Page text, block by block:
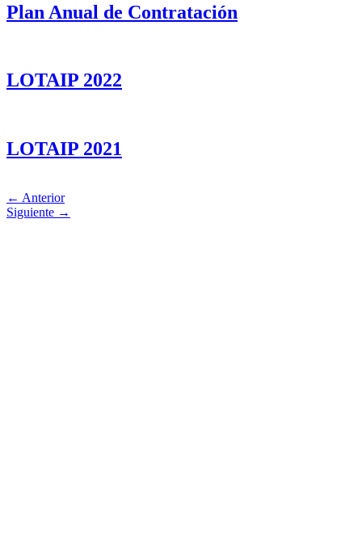
Plan Anual de Contratación
LOTAIP 2022
LOTAIP 2021
← Anterior
Siguiente →